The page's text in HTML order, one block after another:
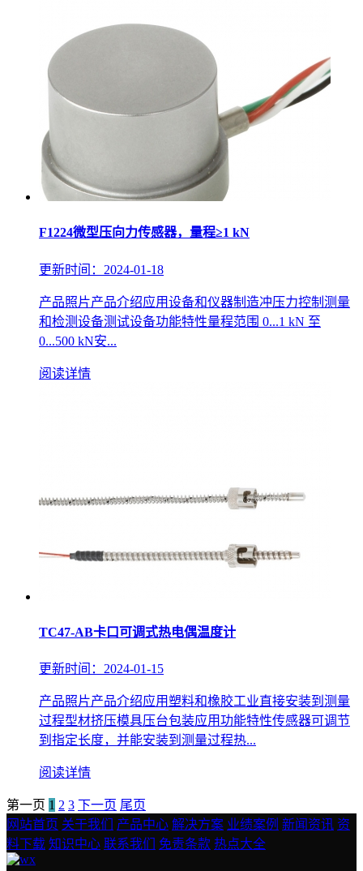
F1224微型压向力传感器，量程≥1 kN
更新时间：2024-01-18
产品照片产品介绍应用设备和仪器制造冲压力控制测量
和检测设备测试设备功能特性量程范围 0...1 kN 至
0...500 kN安...
阅读详情
TC47-AB卡口可调式热电偶温度计
更新时间：2024-01-15
产品照片产品介绍应用塑料和橡胶工业直接安装到测量
过程型材挤压模具压台包装应用功能特性传感器可调节
到指定长度，并能安装到测量过程热...
阅读详情
第一页 1 2 3 下一页 尾页
网站首页 关于我们 产品中心 解决方案 业绩案例 新闻资讯 资
料下载 知识中心 联系我们 免责条款 热点大全